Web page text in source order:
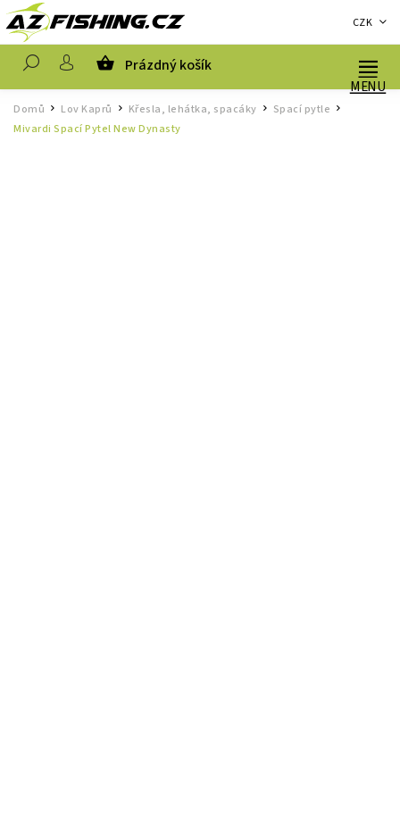
CZK
Prázdný košík
Domů / Lov Kaprů Křesla, lehátka, spacáky Spací pytle /
Mivardi Spací Pytel New Dynasty